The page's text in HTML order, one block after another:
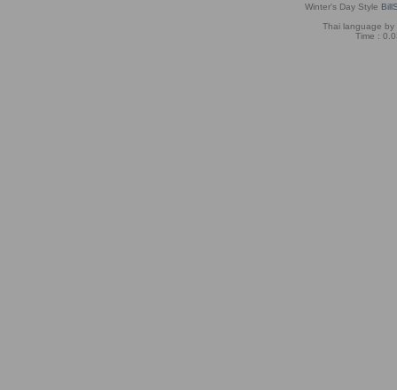
Winter's Day Style
Thai language by
Time :